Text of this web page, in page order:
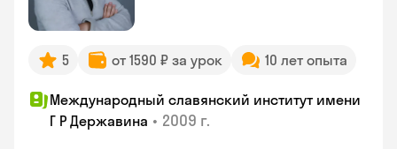
5 от 1590 ₽ за урок 10 лет опыта
Международный славянский институт имени
Г Р Державина • 2009 г.